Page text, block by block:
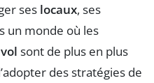
ses locaux, ses
un monde où les
vol sont de plus en plus
des stratégies de